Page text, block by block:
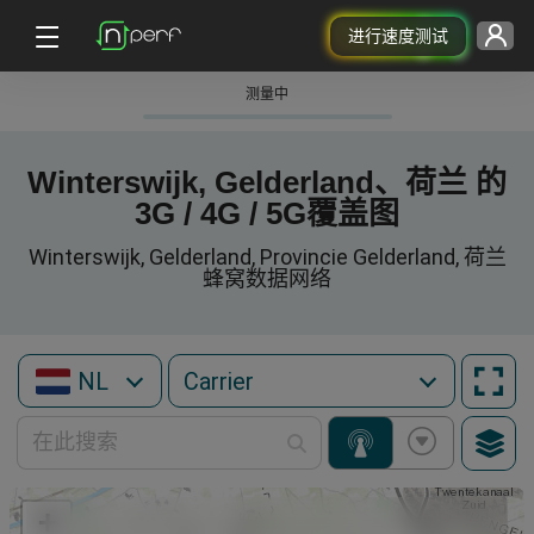
进行速度测试
测量中
Winterswijk, Gelderland、荷兰 的
3G / 4G / 5G覆盖图
Winterswijk, Gelderland, Provincie Gelderland, 荷兰
蜂窝数据网络
NL